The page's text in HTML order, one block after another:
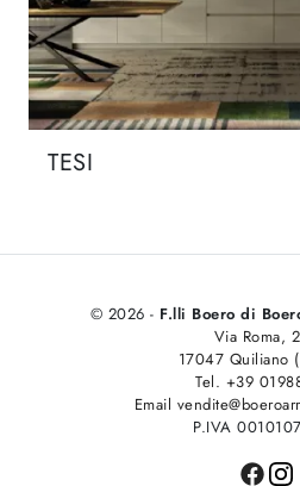
TESI
© 2026 - F.lli Boero di
Via Roma,
17047 Quiliano
Tel. +39
Email
P.IVA